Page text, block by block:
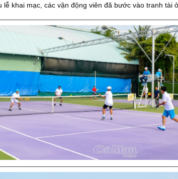
lễ khai mạc, các vận động viên đã bước vào tranh tài